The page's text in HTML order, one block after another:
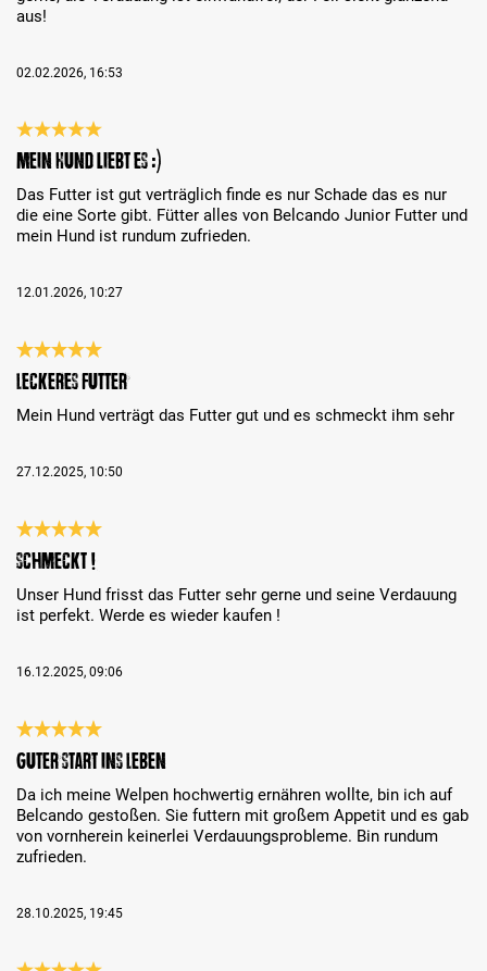
aus!
02.02.2026, 16:53
Recenze s hodnocením 5 z 5 hvězd
Mein Hund liebt es :)
Das Futter ist gut verträglich finde es nur Schade das es nur
die eine Sorte gibt. Fütter alles von Belcando Junior Futter und
mein Hund ist rundum zufrieden.
12.01.2026, 10:27
Recenze s hodnocením 5 z 5 hvězd
Leckeres Futter
Mein Hund verträgt das Futter gut und es schmeckt ihm sehr
27.12.2025, 10:50
Recenze s hodnocením 5 z 5 hvězd
Schmeckt !
Unser Hund frisst das Futter sehr gerne und seine Verdauung
ist perfekt. Werde es wieder kaufen !
16.12.2025, 09:06
Recenze s hodnocením 5 z 5 hvězd
Guter Start ins Leben
Da ich meine Welpen hochwertig ernähren wollte, bin ich auf
Belcando gestoßen. Sie futtern mit großem Appetit und es gab
von vornherein keinerlei Verdauungsprobleme. Bin rundum
zufrieden.
28.10.2025, 19:45